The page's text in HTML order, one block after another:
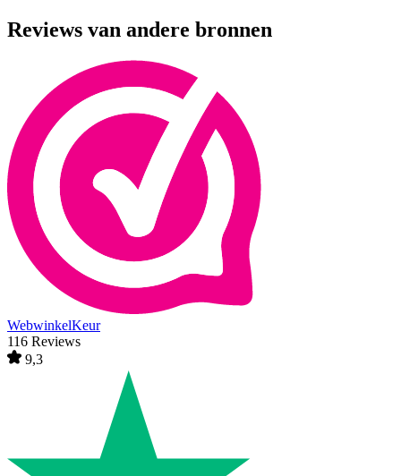
Reviews van andere bronnen
WebwinkelKeur
116 Reviews
9,3